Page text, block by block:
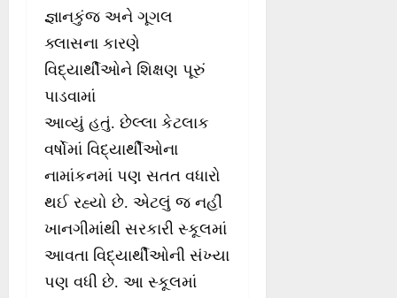
જ્ઞાનકુંજ અને ગૂગલ
ક્લાસના કારણે
વિદ્યાર્થીઓને શિક્ષણ પૂરું
પાડવામાં
આવ્યું હતું. છેલ્લા કેટલાક
વર્ષોમાં વિદ્યાર્થીઓના
નામાંકનમાં પણ સતત વધારો
થઈ રહ્યો છે. એટલું જ નહીં
ખાનગીમાંથી સરકારી સ્કૂલમાં
આવતા વિદ્યાર્થીઓની સંખ્યા
પણ વધી છે. આ સ્કૂલમાં